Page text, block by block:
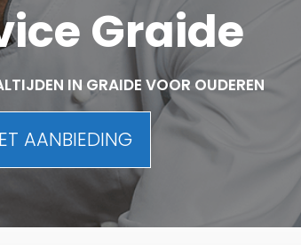
Graide
IN GRAIDE VOOR OUDEREN
AANBIEDING